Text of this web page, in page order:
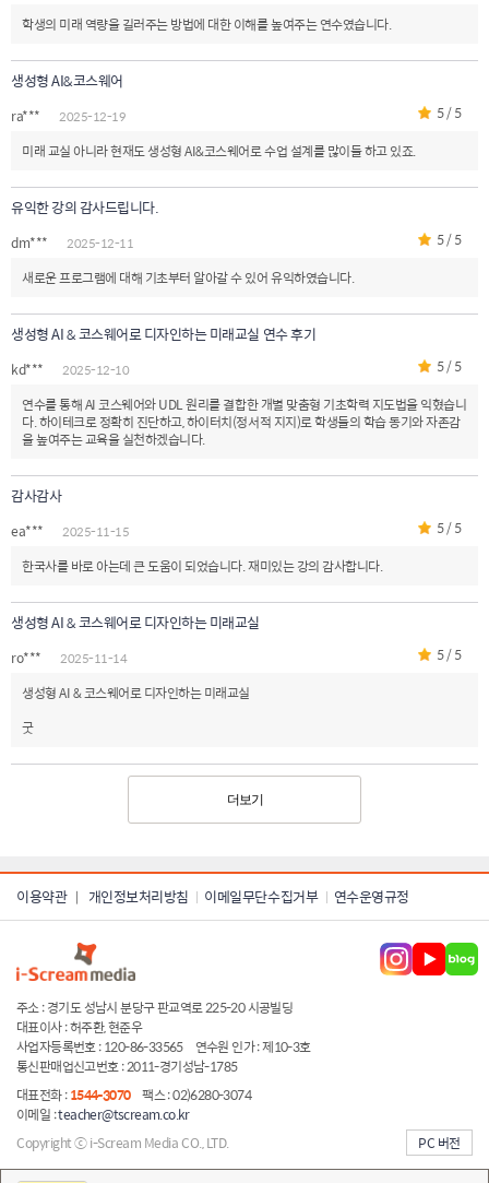
학생의 미래 역량을 길러주는 방법에 대한 이해를 높여주는 연수였습니다.
생성형 AI&코스웨어
ra*** 2025-12-19
5 / 5
미래 교실 아니라 현재도 생성형 AI&코스웨어로 수업 설계를 많이들 하고 있죠.
유익한 강의 감사드립니다.
dm*** 2025-12-11
5 / 5
새로운 프로그램에 대해 기초부터 알아갈 수 있어 유익하였습니다.
생성형 AI & 코스웨어로 디자인하는 미래교실 연수 후기
kd*** 2025-12-10
5 / 5
연수를 통해 AI 코스웨어와 UDL 원리를 결합한 개별 맞춤형 기초학력 지도법을 익혔습니
다. 하이테크로 정확히 진단하고, 하이터치(정서적 지지)로 학생들의 학습 동기와 자존감
을 높여주는 교육을 실천하겠습니다.
감사감사
ea*** 2025-11-15
5 / 5
한국사를 바로 아는데 큰 도움이 되었습니다. 재미있는 강의 감사합니다.
생성형 AI & 코스웨어로 디자인하는 미래교실
ro*** 2025-11-14
5 / 5
생성형 AI & 코스웨어로 디자인하는 미래교실
굿
더보기
이용약관 | 개인정보처리방침 이메일무단수집거부 연수운영규정
주소 : 경기도 성남시 분당구 판교역로 225-20 시공빌딩
대표이사 : 허주환, 현준우
사업자등록번호 : 120-86-33565
연수원 인가 : 제10-3호
통신판매업신고번호 : 2011-경기성남-1785
대표전화 :1544-3070 팩스 : 02)6280-3074
이메일 :teacher@tscream.co.kr
Copyright ⓒ i-Scream Media CO., LTD.
PC 버전